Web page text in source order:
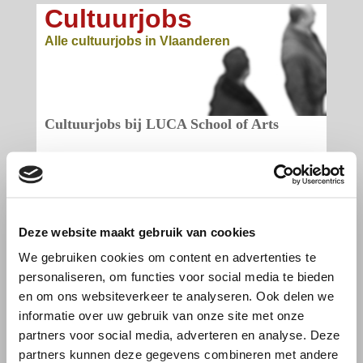
Deze website maakt gebruik van cookies
We gebruiken cookies om content en advertenties te
personaliseren, om functies voor social media te bieden
en om ons websiteverkeer te analyseren. Ook delen we
informatie over uw gebruik van onze site met onze
partners voor social media, adverteren en analyse. Deze
partners kunnen deze gegevens combineren met andere
Cultuurjobs
Alle cultuurjobs in Vlaanderen
Cultuurjobs bij LUCA School of Arts
Deadline: 14/6/2026
Beheerder instrumentarium muziek
Deadline: 31/7/2026
Werkplaatsmedewerker textiel Gent
Deadline: 2/6/2026
Medewerker audiovisuele uitleendienst
Deadline: 20/5/2026